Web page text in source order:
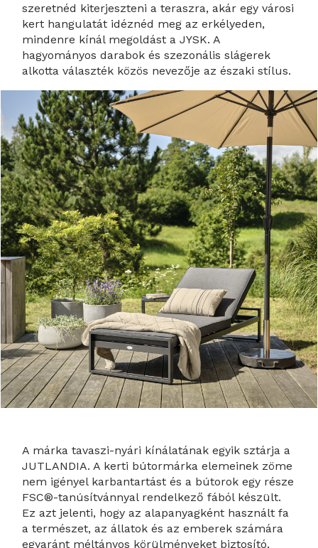
szeretnéd kiterjeszteni a teraszra, akár egy városi
kert hangulatát idéznéd meg az erkélyeden,
mindenre kínál megoldást a JYSK. A
hagyományos darabok és szezonális slágerek
alkotta választék közös nevezője az északi stílus.
A márka tavaszi-nyári kínálatának egyik sztárja a
JUTLANDIA. A kerti bútormárka elemeinek zöme
nem igényel karbantartást és a bútorok egy része
FSC®-tanúsítvánnyal rendelkező fából készült.
Ez azt jelenti, hogy az alapanyagként használt fa
a természet, az állatok és az emberek számára
egyaránt méltányos körülményeket biztosító,